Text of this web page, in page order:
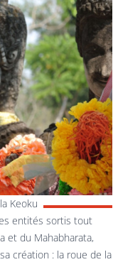
Keoku
entités sortis tout
et du Mahabharata,
création : la roue de la